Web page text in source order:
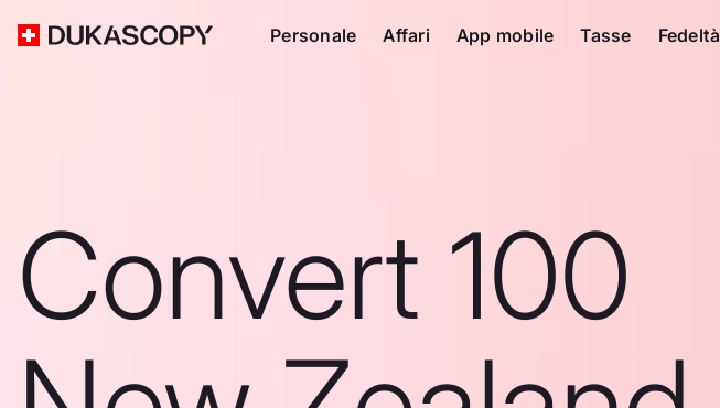
Personale Affari App mobile Tasse Fedeltà
Convert 100